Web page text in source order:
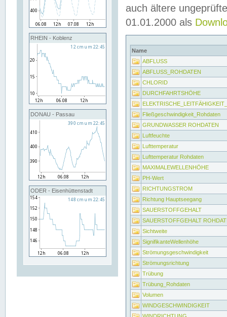
RHEIN - Koblenz
DONAU - Passau
ODER - Eisenhüttenstadt
auch ältere
01.01.2000 als
Name
ABFLUSS
ABFLUSS_ROHDATEN
CHLORID
DURCHFAHRTSHÖHE
Fließgeschwindigkeit_Rohdaten
GRUNDWASSER ROHDATEN
Luftfeuchte
Lufttemperatur
Lufttemperatur Rohdaten
MAXIMALEWELLENHÖHE
PH-Wert
RICHTUNGSTROM
Richtung Hauptseegang
SAUERSTOFFGEHALT
SAUERSTOFFGEHALT
Sichtweite
SignifikanteWellenhöhe
Strömungsgeschwindigkeit
Strömungsrichtung
Trübung
Trübung_Rohdaten
Volumen
WINDGESCHWINDIGKEIT